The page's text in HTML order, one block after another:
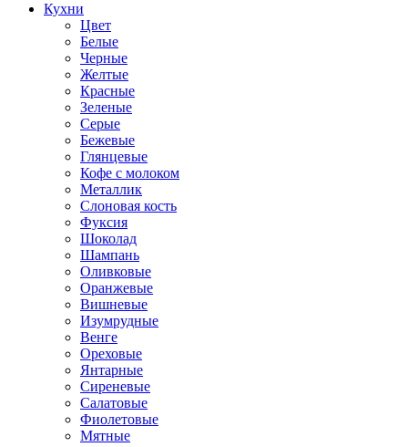
Кухни
Цвет
Белые
Черные
Желтые
Красные
Зеленые
Серые
Бежевые
Глянцевые
Кофе с молоком
Металлик
Слоновая кость
Фуксия
Шоколад
Шампань
Оливковые
Оранжевые
Вишневые
Изумрудные
Венге
Ореховые
Янтарные
Сиреневые
Салатовые
Фиолетовые
Мятные